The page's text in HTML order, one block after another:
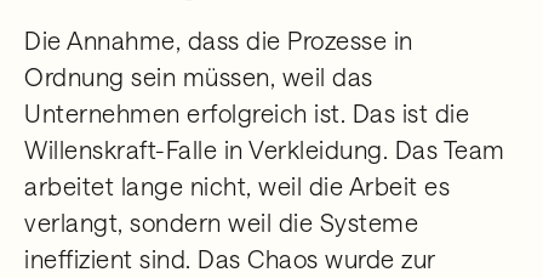
Die Annahme, dass die Prozesse in
Ordnung sein müssen, weil das
Unternehmen erfolgreich ist. Das ist die
Willenskraft-Falle in Verkleidung. Das Team
arbeitet lange nicht, weil die Arbeit es
verlangt, sondern weil die Systeme
ineffizient sind. Das Chaos wurde zur